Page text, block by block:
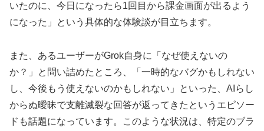
いたのに、今日になったら1回目から課金画面が出るよう
になった」という具体的な体験談が目立ちます。
また、あるユーザーがGrok自身に「なぜ使えないの
か？」と問い詰めたところ、「一時的なバグかもしれない
し、今後もう使えないのかもしれない」といった、AIらし
からぬ曖昧で支離滅裂な回答が返ってきたというエピソー
ドも話題になっています。このような状況は、特定のブラ